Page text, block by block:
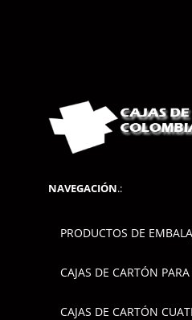
NAVEGACIÓN.:
PRODUCTOS DE
CAJAS DE CARTÓN
CAJAS DE CARTÓN